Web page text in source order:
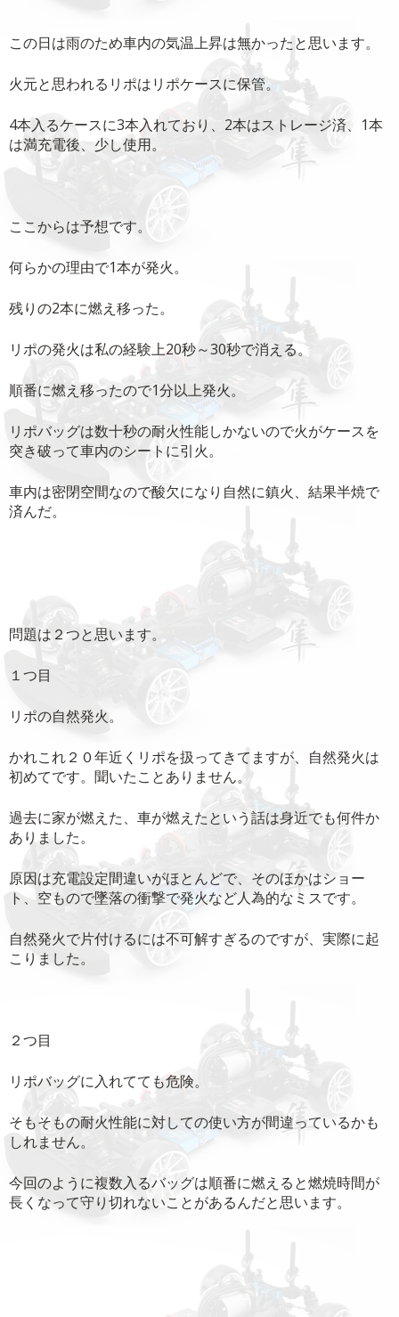
この日は雨のため車内の気温上昇は無かったと思います。
火元と思われるリポはリポケースに保管。
4本入るケースに3本入れており、2本はストレージ済、1本
は満充電後、少し使用。
ここからは予想です。
何らかの理由で1本が発火。
残りの2本に燃え移った。
リポの発火は私の経験上20秒～30秒で消える。
順番に燃え移ったので1分以上発火。
リポバッグは数十秒の耐火性能しかないので火がケースを
突き破って車内のシートに引火。
車内は密閉空間なので酸欠になり自然に鎮火、結果半焼で
済んだ。
問題は２つと思います。
１つ目
リポの自然発火。
かれこれ２０年近くリポを扱ってきてますが、自然発火は
初めてです。聞いたことありません。
過去に家が燃えた、車が燃えたという話は身近でも何件か
ありました。
原因は充電設定間違いがほとんどで、そのほかはショー
ト、空もので墜落の衝撃で発火など人為的なミスです。
自然発火で片付けるには不可解すぎるのですが、実際に起
こりました。
２つ目
リポバッグに入れてても危険。
そもそもの耐火性能に対しての使い方が間違っているかも
しれません。
今回のように複数入るバッグは順番に燃えると燃焼時間が
長くなって守り切れないことがあるんだと思います。